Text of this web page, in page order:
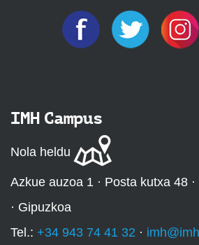
IMH Campus
Nola heldu
Azkue auzoa 1 · Posta kutxa 48
· Gipuzkoa
Tel.: +34 943 74 41 32 ·